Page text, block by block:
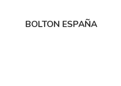
BOLTON ESPAÑA